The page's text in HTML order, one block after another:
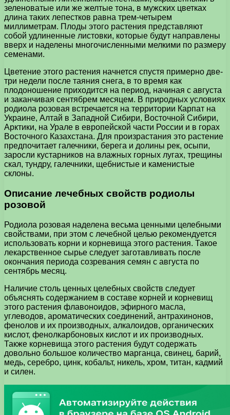
зеленоватые или же желтые тона, в мужских цветках
длина таких лепестков равна трем-четырем
миллиметрам. Плоды этого растения представляют
собой удлиненные листовки, которые будут направлены
вверх и наделены многочисленными мелкими по размеру
семенами.
Цветение этого растения начнется спустя примерно две-
три недели после таяния снега, в то время как
плодоношение приходится на период, начиная с августа
и заканчивая сентябрем месяцем. В природных условиях
родиола розовая встречается на территории Карпат на
Украине, Алтай в Западной Сибири, Восточной Сибири,
Арктики, на Урале в европейской части России и в горах
Восточного Казахстана. Для произрастания это растение
предпочитает галечники, берега и долины рек, осыпи,
заросли кустарников на влажных горных лугах, трещины
скал, тундру, галечники, щебнистые и каменистые
склоны.
Описание лечебных свойств родиолы
розовой
Родиола розовая наделена весьма ценными целебными
свойствами, при этом с лечебной целью рекомендуется
использовать корни и корневища этого растения. Такое
лекарственное сырье следует заготавливать после
окончания периода созревания семян с августа по
сентябрь месяц.
Наличие столь ценных целебных свойств следует
объяснять содержанием в составе корней и корневищ
этого растения флавоноидов, эфирного масла,
углеводов, ароматических соединений, антрахинонов,
фенолов и их производных, алкалоидов, органических
кислот, фенолкарбоновых кислот и их производных.
Также корневища этого растения будут содержать
довольно большое количество марганца, свинец, барий,
медь, серебро, цинк, кобальт, никель, хром, титан, кадмий
и силен.